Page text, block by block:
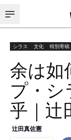
シラス 文化 特別寄稿
余は如
プ・シ
乎｜辻
辻田真佐憲